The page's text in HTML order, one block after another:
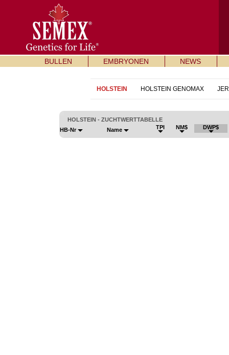
BULLEN EMBRYONEN NEWS
HOLSTEIN HOLSTEIN GENOMAX
HOLSTEIN - ZUCHTWERTTABELLE
HB-Nr
Name TPI NM$ DWP$